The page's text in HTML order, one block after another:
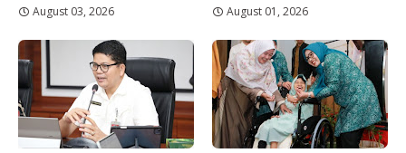
August 03, 2026 August 01, 2026